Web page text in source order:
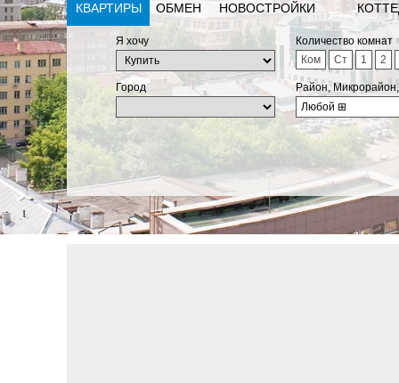
КВАРТИРЫ ОБМЕН НОВОСТРОЙКИ
Я хочу
Количество комнат
Ком
Ст 1 2
Город
Район,
Любой ⊞